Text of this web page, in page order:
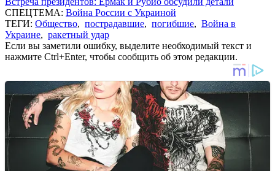
СПЕЦТЕМА: Война России с Украиной
ТЕГИ: Общество, пострадавшие, погибшие, Война в
Украине, ракетный удар
Если вы заметили ошибку, выделите необходимый текст и
нажмите Ctrl+Enter, чтобы сообщить об этом редакции.